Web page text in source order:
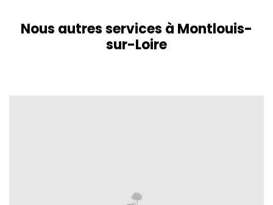
Nous autres services à Montlouis-
sur-Loire